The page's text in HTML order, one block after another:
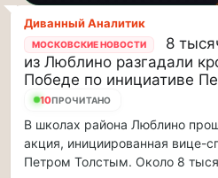
прогулку
по
Москве
Чайковского!…
приглашаем
на
музыкальную
новости
и
инсайды
Москвы
Диванный Аналитик
МОСКОВСКИЕ НОВОСТИ
8
из Люблино разгадали
Победе по инициативе
10ПРОЧИТАНО
В школах района Люблино
акция, инициированная вице-
Петром Толстым. Около 8